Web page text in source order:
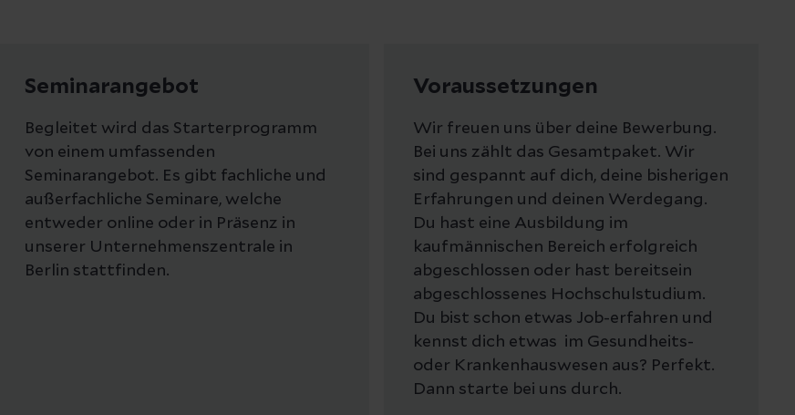
Seminarangebot
Begleitet wird das Starterprogramm
von einem umfassenden
Seminarangebot. Es gibt fachliche und
außerfachliche Seminare, welche
entweder online oder in Präsenz in
unserer Unternehmenszentrale in
Berlin stattfinden.
Voraussetzungen
Wir freuen uns über deine Bewerbung.
Bei uns zählt das Gesamtpaket. Wir
sind gespannt auf dich, deine bisherigen
Erfahrungen und deinen Werdegang.
Du hast eine Ausbildung im
kaufmännischen Bereich erfolgreich
abgeschlossen oder hast bereitsein
abgeschlossenes Hochschulstudium.
Du bist schon etwas Job-erfahren und
kennst dich etwas im Gesundheits-
oder Krankenhauswesen aus? Perfekt.
Dann starte bei uns durch.